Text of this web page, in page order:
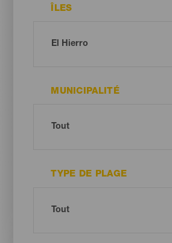
ÎLES
MUNICIPALITÉ
TYPE DE PLAGE